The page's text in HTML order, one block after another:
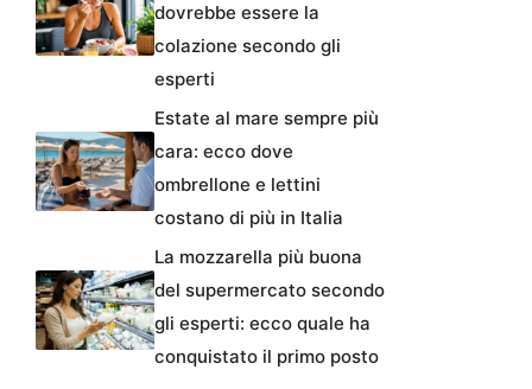
dovrebbe essere la
colazione secondo gli
esperti
Estate al mare sempre più
cara: ecco dove
ombrellone e lettini
costano di più in Italia
La mozzarella più buona
del supermercato secondo
gli esperti: ecco quale ha
conquistato il primo posto